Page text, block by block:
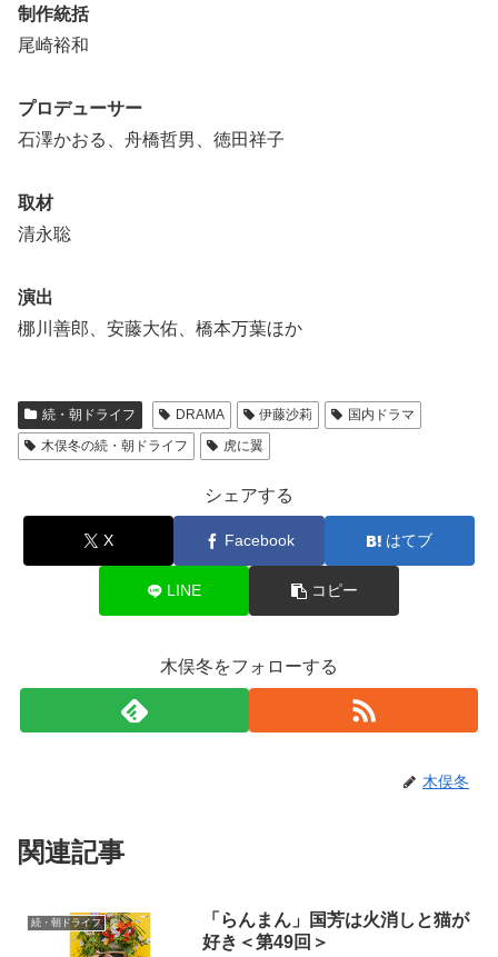
制作統括
尾崎裕和
プロデューサー
石澤かおる、舟橋哲男、徳田祥子
取材
清永聡
演出
梛川善郎、安藤大佑、橋本万葉ほか
続・朝ドライフ DRAMA 伊藤沙莉
国内ドラマ
木俣冬の続・朝ドライフ
虎に翼
シェアする
X Facebook はてブ
LINE コピー
木俣冬をフォローする
木俣冬
関連記事
続・朝ドライフ
「らんまん」国芳は火消しと猫が
好き＜第49回＞